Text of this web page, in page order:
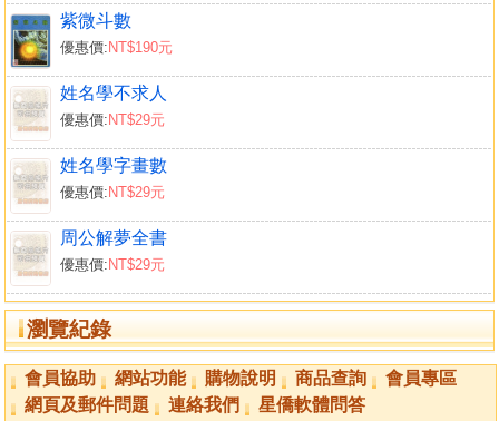
紫微斗數
優惠價: NT$190元
姓名學不求人
優惠價: NT$29元
姓名學字畫數
優惠價: NT$29元
周公解夢全書
優惠價: NT$29元
瀏覽紀錄
六十籤‧己癸
六十一籤庚甲
六十二籤庚乙
六十三籤庚丙
六十四籤庚丁
六十五籤庚戊
六十六籤庚己
六十七籤庚庚
六十八籤庚辛
六十九籤庚壬
七十籤‧庚癸
七十一籤辛甲
七十二籤辛乙
七十四籤辛丁
七十五籤辛戊
會員協助 網站功能 購物說明 商品查詢
會員專區
網頁及郵件問題
連絡我們 星僑軟體問答